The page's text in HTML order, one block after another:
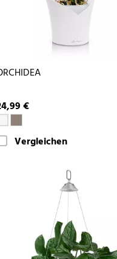
€
Vergleichen